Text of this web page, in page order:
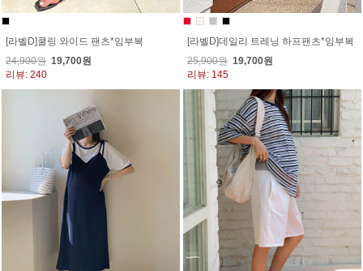
[라벨D]쿨링 와이드 팬츠*임부복
24,900원 19,700원
리뷰: 240
[라벨D]데일리 트레닝 하프팬츠*임부복
25,900원 19,700원
리뷰: 145